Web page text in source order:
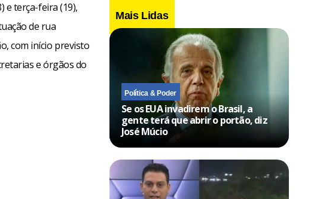
e terça-feira (19),
de rua
com início previsto
e órgãos do
Mais Lidas
Política & Poder
Se os EUA invadirem o Brasil, a
gente terá que abrir o portão, diz
José Múcio